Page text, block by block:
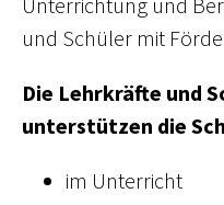
und Schüler mit
Die Lehrkräfte und
unterstützen die
im Unterricht